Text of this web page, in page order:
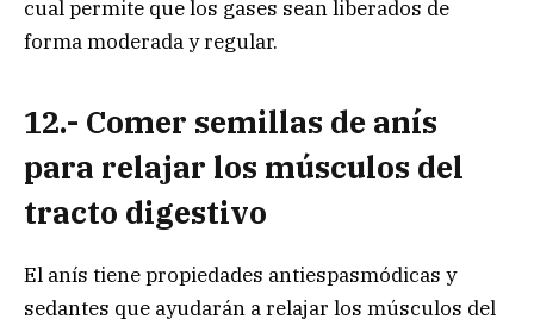
cual permite que los gases sean liberados de
forma moderada y regular.
12.- Comer semillas de anís
para relajar los músculos del
tracto digestivo
El anís tiene propiedades antiespasmódicas y
sedantes que ayudarán a relajar los músculos del